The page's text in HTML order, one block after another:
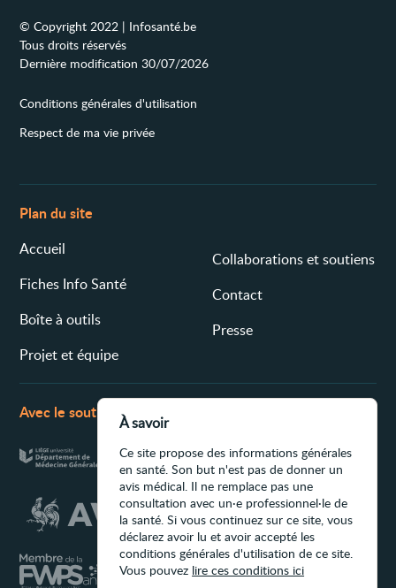
© Copyright 2022 | Infosanté.be
Tous droits réservés
Dernière modification 30/07/2026
Conditions générales d'utilisation
Respect de ma vie privée
Plan du site
Accueil
Fiches Info Santé
Boîte à outils
Projet et équipe
Collaborations et soutiens
Contact
Presse
Avec le soutien de
À savoir
Ce site propose des informations générales
en santé. Son but n'est pas de donner un
avis médical. Il ne remplace pas une
consultation avec un·e professionnel·le de
la santé. Si vous continuez sur ce site, vous
déclarez avoir lu et avoir accepté les
conditions générales d'utilisation de ce site.
Vous pouvez lire ces conditions ici